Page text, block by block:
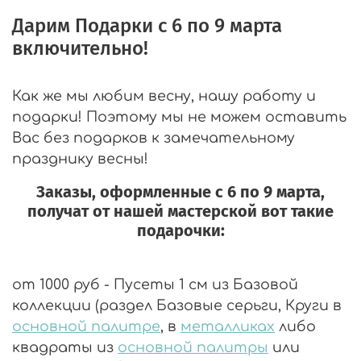
Дарим Подарки с 6 по 9 марта
включительно!
Как же мы любим весну, нашу работу и
подарки! Поэтому мы не можем оставить
Вас без подарков к замечательному
празднику весны!
Заказы, оформленные с 6 по 9 марта,
получат от нашей мастерской вот такие
подарочки:
от 1000 руб - Пусеты 1 см из Базовой
коллекции (раздел Базовые серьги, Круги в
основной палитре, в металликах либо
квадраты из основной палитры или